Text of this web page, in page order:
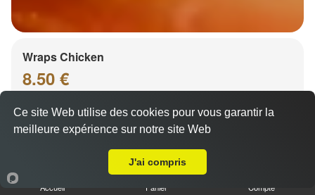
Wraps Chicken
8.50 €
Salade, tomates
Accueil Panier Compte
Ce site Web utilise des cookies pour vous garantir la
meilleure expérience sur notre site Web
J'ai compris